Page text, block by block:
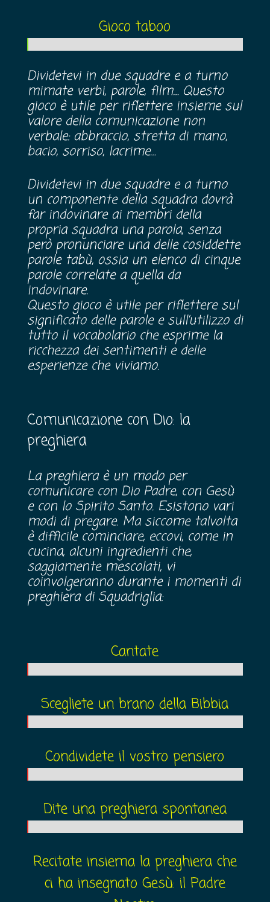
Gioco taboo
Dividetevi in due squadre e a turno
mimate verbi, parole, film… Questo
gioco è utile per riflettere insieme sul
valore della comunicazione non
verbale: abbraccio, stretta di mano,
bacio, sorriso, lacrime…
Dividetevi in due squadre e a turno
un componente della squadra dovrà
far indovinare ai membri della
propria squadra una parola, senza
però pronunciare una delle cosiddette
parole tabù, ossia un elenco di cinque
parole correlate a quella da
indovinare.
Questo gioco è utile per riflettere sul
significato delle parole e sull’utilizzo di
tutto il vocabolario che esprime la
ricchezza dei sentimenti e delle
esperienze che viviamo.
Comunicazione con Dio: la
preghiera
La preghiera è un modo per
comunicare con Dio Padre, con Gesù
e con lo Spirito Santo. Esistono vari
modi di pregare. Ma siccome talvolta
è difficile cominciare, eccovi, come in
cucina, alcuni ingredienti che,
saggiamente mescolati, vi
coinvolgeranno durante i momenti di
preghiera di Squadriglia:
Cantate
Scegliete un brano della Bibbia
Condividete il vostro pensiero
Dite una preghiera spontanea
Recitate insiema la preghiera che
ci ha insegnato Gesù: il Padre